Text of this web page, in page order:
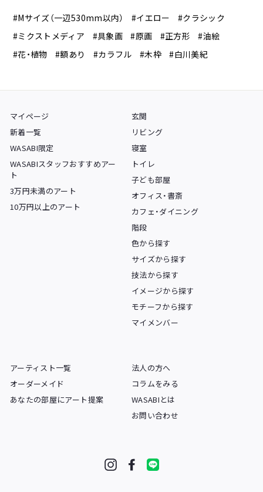
#Mサイズ（一辺530mm以内） #イエロー
#クラシック
#ミクストメディア
#具象画 #原画 #正方形
#油絵
#花・植物
#額あり #カラフル #木枠 #白川美紀
マイページ
新着一覧
WASABI限定
WASABIスタッフおすすめアー
ト
3万円未満のアート
10万円以上のアート
玄関
リビング
寝室
トイレ
子ども部屋
オフィス・書斎
カフェ・ダイニング
階段
色から探す
サイズから探す
技法から探す
イメージから探す
モチーフから探す
マイメンバー
アーティスト一覧
オーダーメイド
あなたの部屋にアート提案
法人の方へ
コラムをみる
WASABIとは
お問い合わせ